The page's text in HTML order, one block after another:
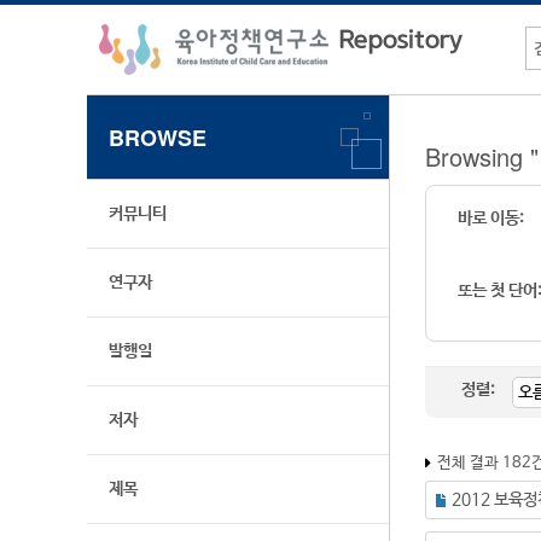
BROWSE
커뮤니티
연구자
발행일
저자
제목
Browsing
바로 이동:
또는 첫 단어:
정렬:
전체 결과 182
2012 보육정